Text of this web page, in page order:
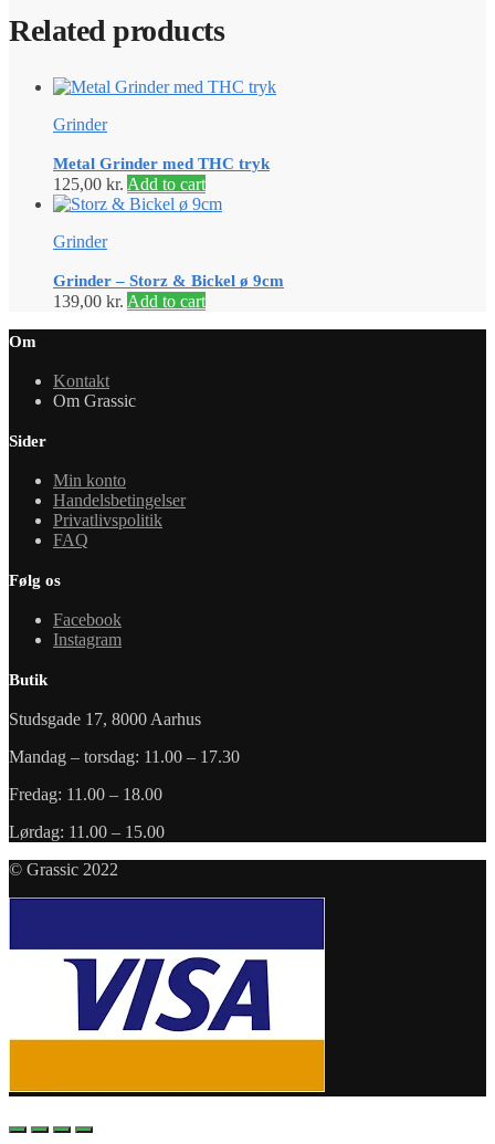
Related products
Grinder
Metal Grinder med THC tryk
125,00 kr. Add to cart
Grinder
Grinder – Storz & Bickel ø 9cm
139,00 kr. Add to cart
Om
Kontakt
Om Grassic
Sider
Min konto
Handelsbetingelser
Privatlivspolitik
FAQ
Følg os
Facebook
Instagram
Butik
Studsgade 17, 8000 Aarhus
Mandag – torsdag: 11.00 – 17.30
Fredag: 11.00 – 18.00
Lørdag: 11.00 – 15.00
© Grassic 2022